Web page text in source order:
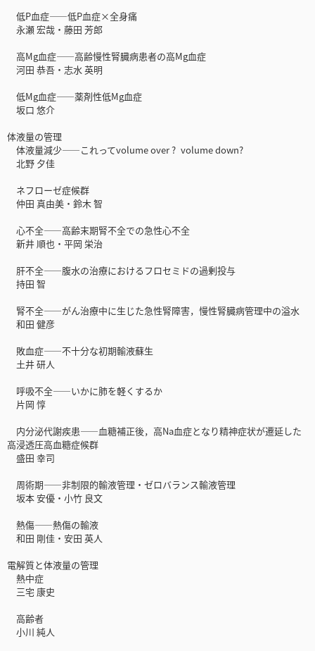
低P血症――低P血症×全身痛
永瀬 宏哉・藤田 芳郎
高Mg血症――高齢慢性腎臓病患者の高Mg血症
河田 恭吾・志水 英明
低Mg血症――薬剤性低Mg血症
坂口 悠介
体液量の管理
体液量減少――これってvolume over ? volume down?
北野 夕佳
ネフローゼ症候群
仲田 真由美・鈴木 智
心不全――高齢末期腎不全での急性心不全
新井 順也・平岡 栄治
肝不全――腹水の治療におけるフロセミドの過剰投与
持田 智
腎不全――がん治療中に生じた急性腎障害，慢性腎臓病管理中の溢水
和田 健彦
敗血症――不十分な初期輸液蘇生
土井 研人
呼吸不全――いかに肺を軽くするか
片岡 惇
内分泌代謝疾患――血糖補正後，高Na血症となり精神症状が遷延した
高浸透圧高血糖症候群
盛田 幸司
周術期――非制限的輸液管理・ゼロバランス輸液管理
坂本 安優・小竹 良文
熱傷――熱傷の輸液
和田 剛佳・安田 英人
電解質と体液量の管理
熱中症
三宅 康史
高齢者
小川 純人